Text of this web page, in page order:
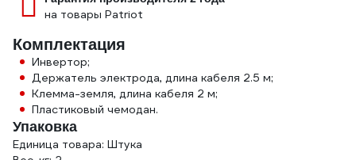
на товары Patriot
Комплектация
Инвертор;
Держатель электрода, длина кабеля 2.5 м;
Клемма-земля, длина кабеля 2 м;
Пластиковый чемодан.
Упаковка
Единица товара: Штука